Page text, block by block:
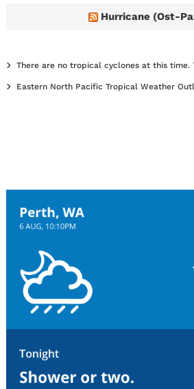
Hurricane (Ost-
There are no tropical cyclones at this time.
Eastern North Pacific Tropical Weather